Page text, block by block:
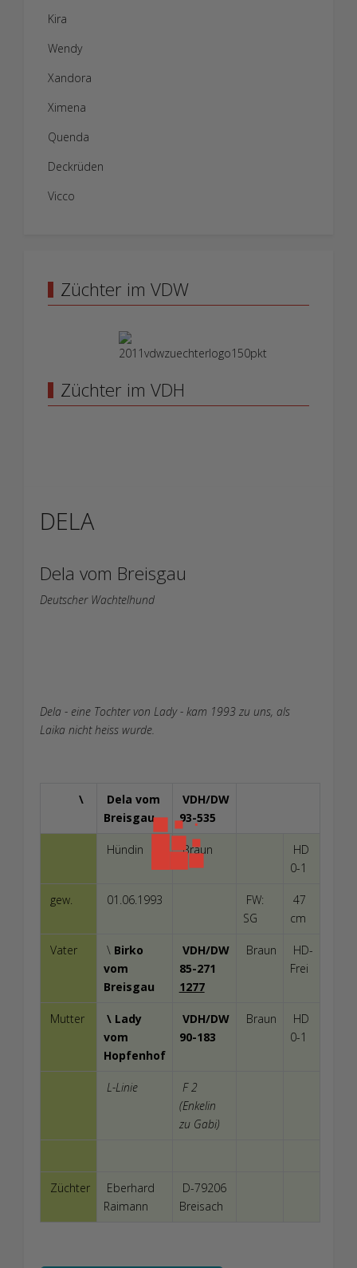
Kira
Wendy
Xandora
Ximena
Quenda
Deckrüden
Vicco
Züchter im VDW
Züchter im VDH
DELA
Dela vom Breisgau
Deutscher Wachtelhund
Dela - eine Tochter von Lady - kam 1993 zu uns, als
Laika nicht heiss wurde.
\
Dela vom
Breisgau
VDH/DW
93-535
Hündin Braun
HD
0-1
gew. 01.06.1993
FW:
SG
47
cm
Vater \Birko
vom
Breisgau
VDH/DW
85-271
1277
Braun
HD-
Frei
Mutter
\ Lady
vom
Hopfenhof
VDH/DW
90-183
Braun
HD
0-1
L-Linie
F 2
(Enkelin
zu Gabi)
Züchter
Eberhard
Raimann
D-79206
Breisach